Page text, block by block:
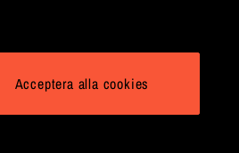
© 2025 Health and Sports Nutrition Group HSNG
Acceptera alla cookies